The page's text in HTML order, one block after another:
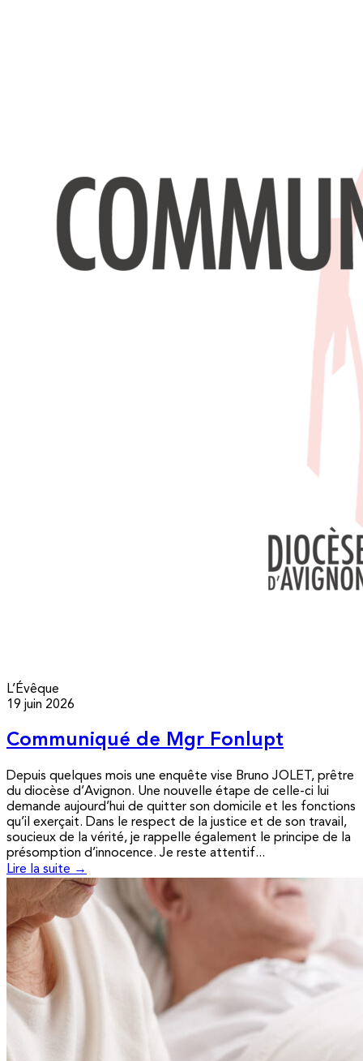
L’Évêque
19 juin 2026
Communiqué de Mgr Fonlupt
Depuis quelques mois une enquête vise Bruno JOLET, prêtre
du diocèse d’Avignon. Une nouvelle étape de celle-ci lui
demande aujourd’hui de quitter son domicile et les fonctions
qu’il exerçait. Dans le respect de la justice et de son travail,
soucieux de la vérité, je rappelle également le principe de la
présomption d’innocence. Je reste attentif...
Lire la suite →